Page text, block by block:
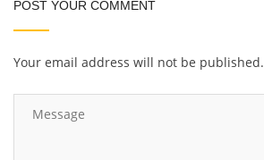
POST YOUR COMMENT
Your email address will not be published.